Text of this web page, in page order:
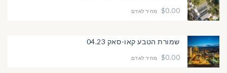
$0.00
מחיר לאדם
שמורת הטבע קאו-סאק 04.23
$0.00
מחיר לאדם